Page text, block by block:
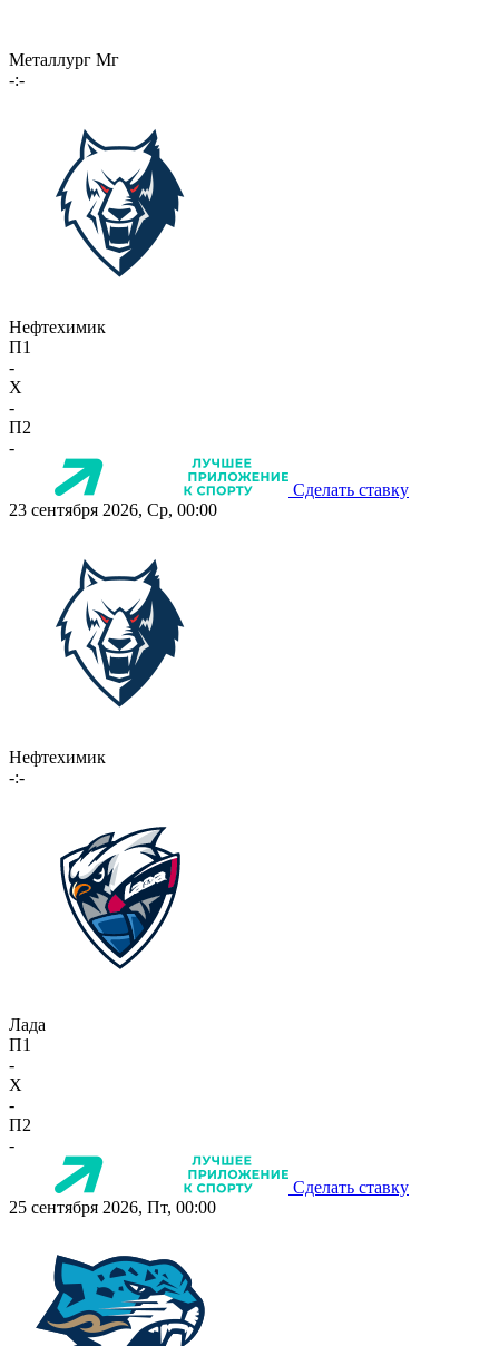
Металлург Мг
-:-
Нефтехимик
П1
-
X
-
П2
-
Сделать ставку
23 сентября 2026, Ср, 00:00
Нефтехимик
-:-
Лада
П1
-
X
-
П2
-
Сделать ставку
25 сентября 2026, Пт, 00:00